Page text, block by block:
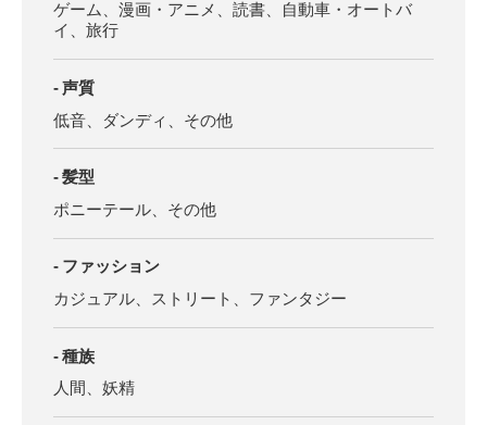
ゲーム、漫画・アニメ、読書、自動車・オートバ
イ、旅行
声質
低音、ダンディ、その他
髪型
ポニーテール、その他
ファッション
カジュアル、ストリート、ファンタジー
種族
人間、妖精